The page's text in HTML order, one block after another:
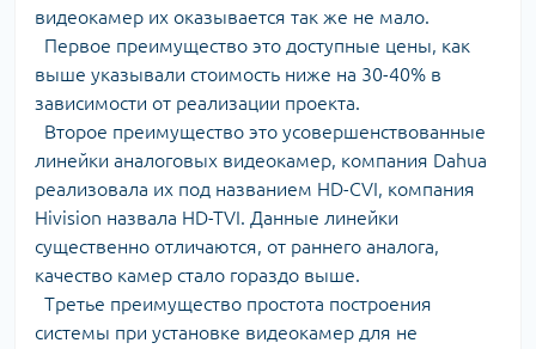
видеокамер их оказывается так же не мало.
Первое преимущество это доступные цены, как
выше указывали стоимость ниже на 30-40% в
зависимости от реализации проекта.
Второе преимущество это усовершенствованные
линейки аналоговых видеокамер, компания Dahua
реализовала их под названием HD-CVI, компания
Hivision назвала HD-TVI. Данные линейки
существенно отличаются, от раннего аналога,
качество камер стало гораздо выше.
Третье преимущество простота построения
системы при установке видеокамер для не